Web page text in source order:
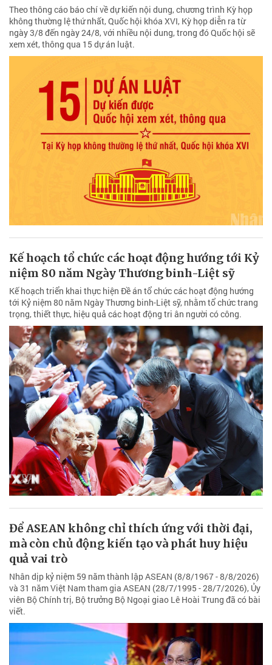
Theo thông cáo báo chí về dự kiến nội dung, chương trình Kỳ họp
không thường lệ thứ nhất, Quốc hội khóa XVI, Kỳ họp diễn ra từ
ngày 3/8 đến ngày 24/8, với nhiều nội dung, trong đó Quốc hội sẽ
xem xét, thông qua 15 dự án luật.
Kế hoạch tổ chức các hoạt động hướng tới Kỷ
niệm 80 năm Ngày Thương binh-Liệt sỹ
Kế hoạch triển khai thực hiện Đề án tổ chức các hoạt động hướng
tới Kỷ niệm 80 năm Ngày Thương binh-Liệt sỹ, nhằm tổ chức trang
trọng, thiết thực, hiệu quả các hoạt động tri ân người có công.
Để ASEAN không chỉ thích ứng với thời đại,
mà còn chủ động kiến tạo và phát huy hiệu
quả vai trò
Nhân dịp kỷ niệm 59 năm thành lập ASEAN (8/8/1967 - 8/8/2026)
và 31 năm Việt Nam tham gia ASEAN (28/7/1995 - 28/7/2026), Ủy
viên Bộ Chính trị, Bộ trưởng Bộ Ngoại giao Lê Hoài Trung đã có bài
viết.